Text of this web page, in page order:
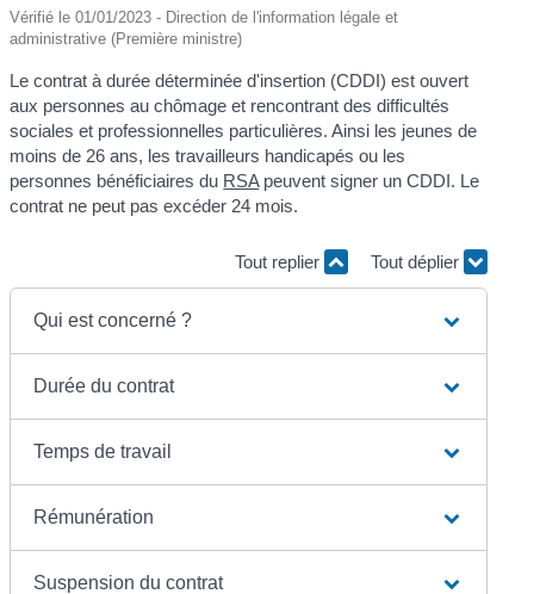
Vérifié le 01/01/2023 - Direction de l'information légale et
administrative (Première ministre)
Le contrat à durée déterminée d'insertion (CDDI) est ouvert
aux personnes au chômage et rencontrant des difficultés
sociales et professionnelles particulières. Ainsi les jeunes de
moins de 26 ans, les travailleurs handicapés ou les
personnes bénéficiaires du RSApeuvent signer un CDDI. Le
contrat ne peut pas excéder 24 mois.
Tout replier Tout déplier
Qui est concerné ?
Durée du contrat
Temps de travail
Rémunération
Suspension du contrat